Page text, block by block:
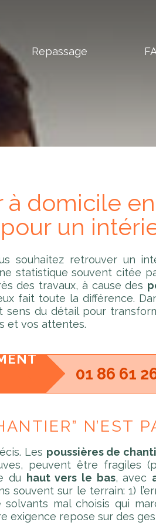
Repassage
domicile
un
souhaitez retrouver un
statistique souvent citée
des travaux, à cause des
fait toute la différence.
du détail pour
et vos attentes.
01 86 61
N’EST
Les poussières de
peuvent être fragiles
du haut vers le bas, avec
souvent sur le terrain: 1)
mal choisis qui
exigence repose sur des